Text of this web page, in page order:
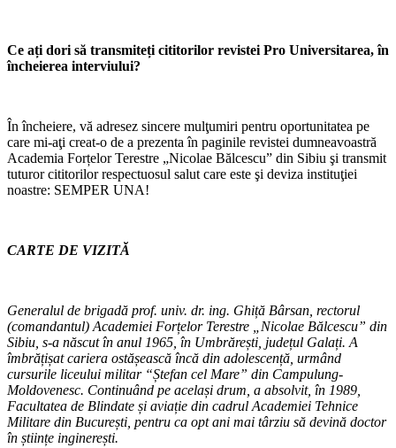
Ce ați dori să transmiteți cititorilor revistei Pro Universitarea, în
încheierea interviului?
În încheiere, vă adresez sincere mulţumiri pentru oportunitatea pe
care mi-aţi creat-o de a prezenta în paginile revistei dumneavoastră
Academia Forțelor Terestre „Nicolae Bălcescu” din Sibiu şi transmit
tuturor cititorilor respectuosul salut care este şi deviza instituţiei
noastre: SEMPER UNA!
CARTE DE VIZITĂ
Generalul de brigadă prof. univ. dr. ing. Ghiță Bârsan, rectorul
(comandantul) Academiei Forțelor Terestre „Nicolae Bălcescu” din
Sibiu, s-a născut în anul 1965, în Umbrărești, județul Galați. A
îmbrățișat cariera ostășească încă din adolescență, urmând
cursurile liceului militar “Ștefan cel Mare” din Campulung-
Moldovenesc. Continuând pe același drum, a absolvit, în 1989,
Facultatea de Blindate și aviație din cadrul Academiei Tehnice
Militare din București, pentru ca opt ani mai târziu să devină doctor
în științe inginerești.